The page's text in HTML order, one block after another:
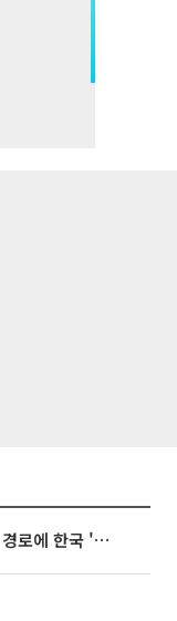
태풍 '돌핀' 이어 '찬홈' 등장…예상 경로에 한국 '한숨'